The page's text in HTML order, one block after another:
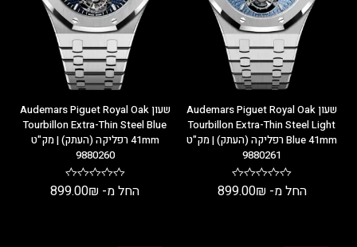
שעון Audemars Piguet Royal Oak
Tourbillon Extra-Thin Steel Light
Blue 41mm רפליקה (העתק) | מק"ט
9880261
החל מ- 899.00₪
שעון Audemars Piguet Royal Oak
Tourbillon Extra-Thin Steel Blue
41mm רפליקה (העתק) | מק"ט
9880260
החל מ- 899.00₪